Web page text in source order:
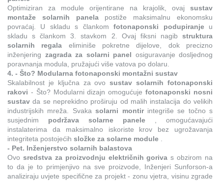
Optimiziran za module orijentirane na krajolik, ovaj sustav
montaže solarnih panela postiže maksimalnu ekonomsku
povraćaj. U skladu s člankomfotonaponski podupiranje u
skladu s člankom 3. stavkom 2. Ovaj fiksni nagib struktura
solarnih regala eliminiše pokretne dijelove, dok precizno
inženjering zagrada za solarni panel osiguravanje dosljednog
poravnanja modula, pružajući više vatova po dolaru.
4. - Što? Modularna fotonaponski montažni sustav
Skalabilnost je ključna za ovosustav solarnih fotonaponski
rakovi - Što? Modularni dizajn omogućujefotonaponski nosni
sustavda se neprekidno proširuju od malih instalacija do velikih
industrijskih mreža. Svakasolarni montir integriše se točno s
susjednim podržava solarne panele , omogućavajući
instalaterima da maksimalno iskoriste krov bez ugrožavanja
integriteta postojećih složke za solarne module .
- Pet. Inženjerstvo solarnih balastova
Ovo sredstva za proizvodnju električnih gorivas obzirom na
to da je to primjenjivo na sve proizvode, Inženjeri Sunforson-a
analiziraju uvjete specifične za projekt - zonu vjetra, visinu zgrade